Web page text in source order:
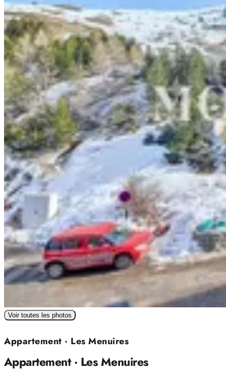
Voir toutes les photos
Appartement · Les Menuires
Appartement · Les Menuires